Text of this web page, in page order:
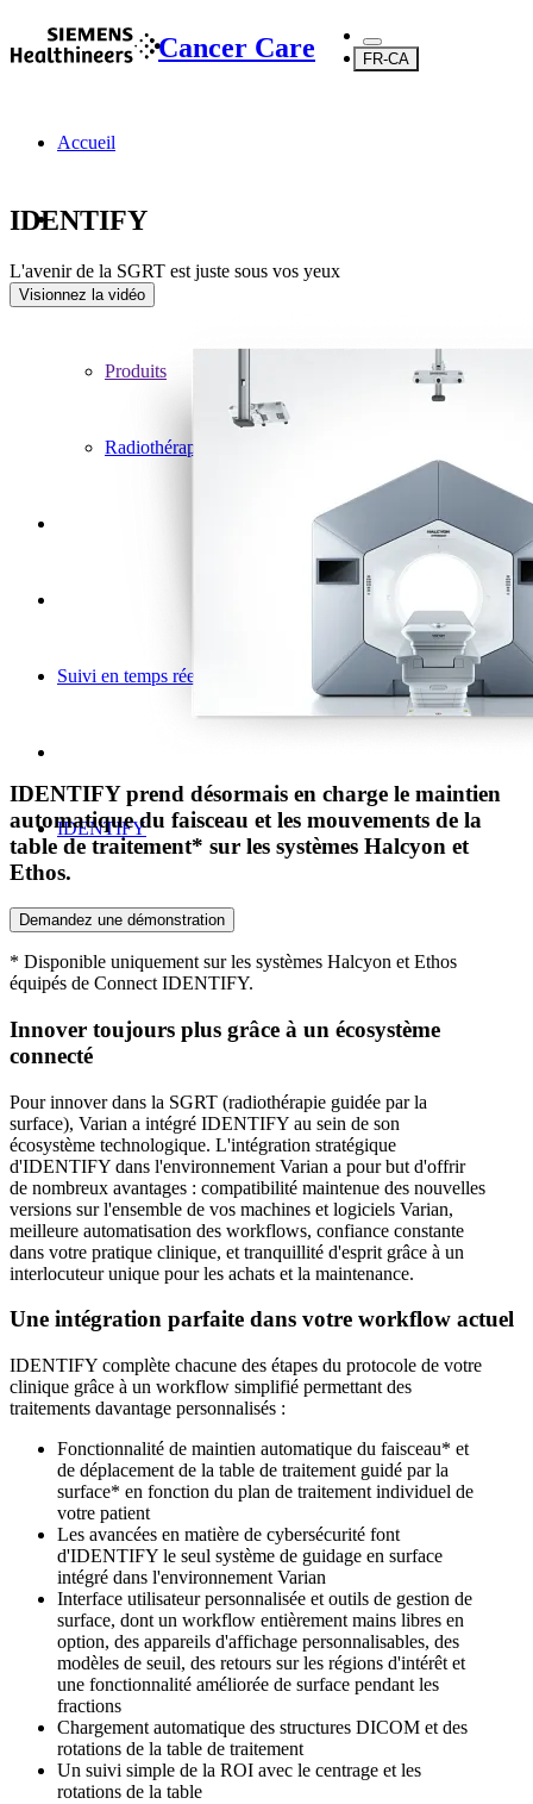
Cancer Care FR-CA
Accueil
...
Produits
Radiothérapie
Suivi en temps réel et gestion des mouvements
IDENTIFY
IDENTIFY
L'avenir de la SGRT est juste sous vos yeux
Visionnez la vidéo
IDENTIFY prend désormais en charge le maintien
automatique du faisceau et les mouvements de la
table de traitement* sur les systèmes Halcyon et
Ethos.
Demandez une démonstration
* Disponible uniquement sur les systèmes Halcyon et Ethos
équipés de Connect IDENTIFY.
Innover toujours plus grâce à un écosystème
connecté
Pour innover dans la SGRT (radiothérapie guidée par la
surface), Varian a intégré IDENTIFY au sein de son
écosystème technologique. L'intégration stratégique
d'IDENTIFY dans l'environnement Varian a pour but d'offrir
de nombreux avantages : compatibilité maintenue des nouvelles
versions sur l'ensemble de vos machines et logiciels Varian,
meilleure automatisation des workflows, confiance constante
dans votre pratique clinique, et tranquillité d'esprit grâce à un
interlocuteur unique pour les achats et la maintenance.
Une intégration parfaite dans votre workflow actuel
IDENTIFY complète chacune des étapes du protocole de votre
clinique grâce à un workflow simplifié permettant des
traitements davantage personnalisés :
Fonctionnalité de maintien automatique du faisceau* et
de déplacement de la table de traitement guidé par la
surface* en fonction du plan de traitement individuel de
votre patient
Les avancées en matière de cybersécurité font
d'IDENTIFY le seul système de guidage en surface
intégré dans l'environnement Varian
Interface utilisateur personnalisée et outils de gestion de
surface, dont un workflow entièrement mains libres en
option, des appareils d'affichage personnalisables, des
modèles de seuil, des retours sur les régions d'intérêt et
une fonctionnalité améliorée de surface pendant les
fractions
Chargement automatique des structures DICOM et des
rotations de la table de traitement
Un suivi simple de la ROI avec le centrage et les
rotations de la table